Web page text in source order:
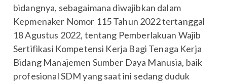
bidangnya, sebagaimana diwajibkan dalam
Kepmenaker Nomor 115 Tahun 2022 tertanggal
18 Agustus 2022, tentang Pemberlakuan Wajib
Sertifikasi Kompetensi Kerja Bagi Tenaga Kerja
Bidang Manajemen Sumber Daya Manusia, baik
profesional SDM yang saat ini sedang duduk